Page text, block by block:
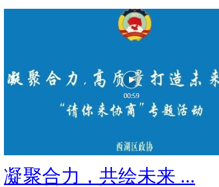
凝聚合力，共绘未来 ...